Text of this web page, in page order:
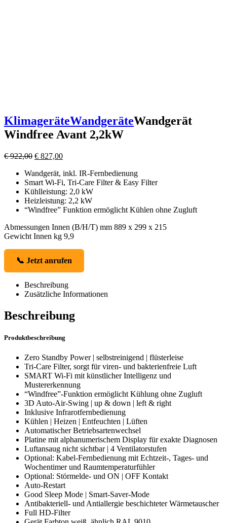
KlimageräteWandgeräteWandgerät
Windfree Avant 2,2kW
€922,00 Ursprünglicher
war:
€ 922,00
€ 827,00Aktueller
ist:
€ 827,00.
Wandgerät, inkl. IR-Fernbedienung
Smart Wi-Fi, Tri-Care Filter & Easy Filter
Kühlleistung: 2,0 kW
Heizleistung: 2,2 kW
“Windfree” Funktion ermöglicht Kühlen ohne Zugluft
Abmessungen Innen (B/H/T) mm 889 x 299 x 215
Gewicht Innen kg 9,9
📞 Jetzt anrufen
Beschreibung
Zusätzliche Informationen
Beschreibung
Produktbeschreibung
Zero Standby Power | selbstreinigend | flüsterleise
Tri-Care Filter, sorgt für viren- und bakterienfreie Luft
SMART Wi-Fi mit künstlicher Intelligenz und
Mustererkennung
“Windfree”-Funktion ermöglicht Kühlung ohne Zugluft
3D Auto-Air-Swing | up & down | left & right
Inklusive Infrarotfernbedienung
Kühlen | Heizen | Entfeuchten | Lüften
Automatischer Betriebsartenwechsel
Platine mit alphanumerischem Display für exakte Diagnosen
Luftansaug nicht sichtbar | 4 Ventilatorstufen
Optional: Kabel-Fernbedienung mit Echtzeit-, Tages- und
Wochentimer und Raumtemperaturfühler
Optional: Störmelde- und ON | OFF Kontakt
Auto-Restart
Good Sleep Mode | Smart-Saver-Mode
Antibakteriell- und Antiallergie beschichteter Wärmetauscher
Full HD-Filter